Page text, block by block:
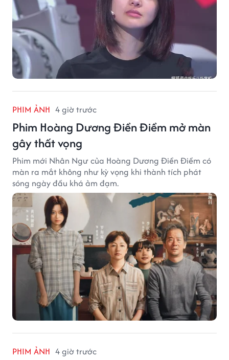
PHIM ẢNH 4 giờ trước
Phim Hoàng Dương Điền Điềm mở màn
gây thất vọng
Phim mới Nhân Ngư của Hoàng Dương Điền Điềm có
màn ra mắt không như kỳ vọng khi thành tích phát
sóng ngày đầu khá ảm đạm.
PHIM ẢNH 4 giờ trước